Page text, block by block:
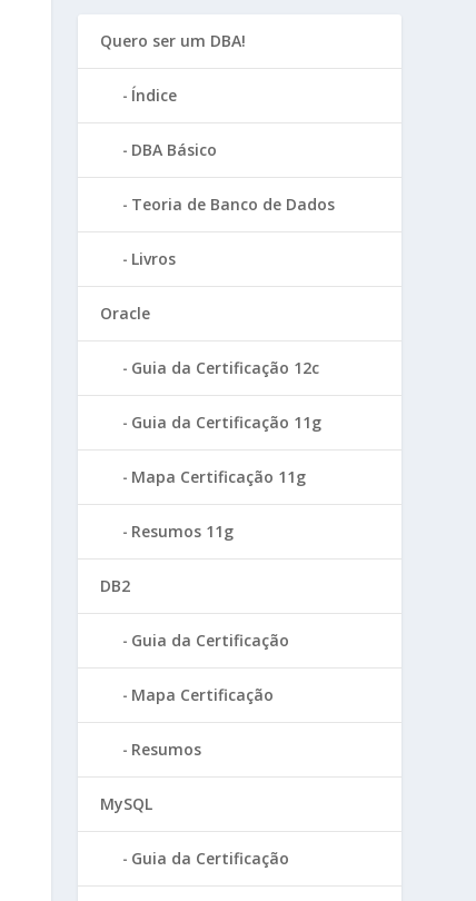
Quero ser um DBA!
Índice
DBA Básico
Teoria de Banco de Dados
Livros
Oracle
Guia da Certificação 12c
Guia da Certificação 11g
Mapa Certificação 11g
Resumos 11g
DB2
Guia da Certificação
Mapa Certificação
Resumos
MySQL
Guia da Certificação